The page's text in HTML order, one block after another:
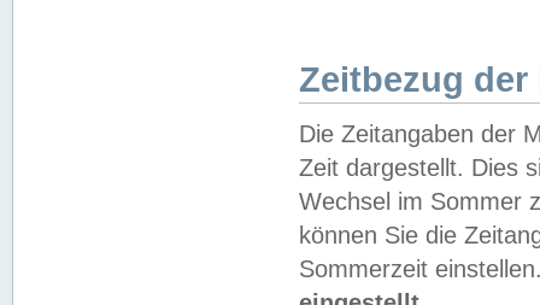
Zeitbezug der
Die Zeitangaben der
Zeit dargestellt. Dies
Wechsel im Sommer
können Sie die
Sommerzeit